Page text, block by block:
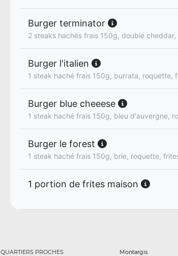
Burger terminator
2 steaks hachés frais 150g, double
Burger l'italien
1 steak haché frais 150g, burrata, roquette,
Burger blue cheeese
1 steak haché frais 150g, bleu d'auvergne,
Burger le forest
1 steak haché frais 150g, brie, roquette,
1 portion de frites maison
QUARTIERS PROCHES
Montargis